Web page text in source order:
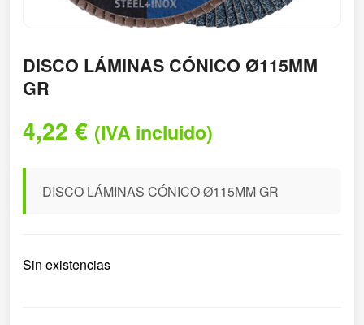
DISCO LÁMINAS CÓNICO Ø115MM
GR
4,22 € (IVA incluido)
DISCO LÁMINAS CÓNICO Ø115MM GR
Sin existencias